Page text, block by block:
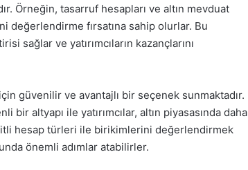
Örneğin, tasarruf hesapları ve altın mevduat
değerlendirme fırsatına sahip olurlar. Bu
sağlar ve yatırımcıların kazançlarını
güvenilir ve avantajlı bir seçenek sunmaktadır.
altyapı ile yatırımcılar, altın piyasasında daha
hesap türleri ile birikimlerini değerlendirmek
önemli adımlar atabilirler.